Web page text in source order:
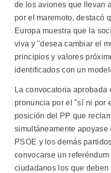
de los aviones que llevan
por el maremoto, destacó
Europa muestra que la
viva y "desea cambiar el
principios y valores
identificados con un
La convocatoria aprobada
pronuncia por el "sí ni por
posición del PP que
simultáneamente apoyase
PSOE y los demás
convocarse un
ciudadanos los que deben